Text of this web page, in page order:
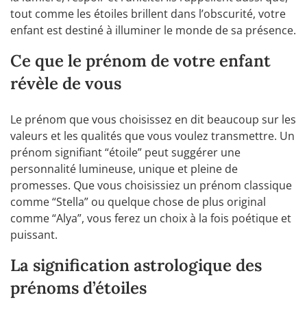
tout comme les étoiles brillent dans l’obscurité, votre
enfant est destiné à illuminer le monde de sa présence.
Ce que le prénom de votre enfant
révèle de vous
Le prénom que vous choisissez en dit beaucoup sur les
valeurs et les qualités que vous voulez transmettre. Un
prénom signifiant “étoile” peut suggérer une
personnalité lumineuse, unique et pleine de
promesses. Que vous choisissiez un prénom classique
comme “Stella” ou quelque chose de plus original
comme “Alya”, vous ferez un choix à la fois poétique et
puissant.
La signification astrologique des
prénoms d’étoiles